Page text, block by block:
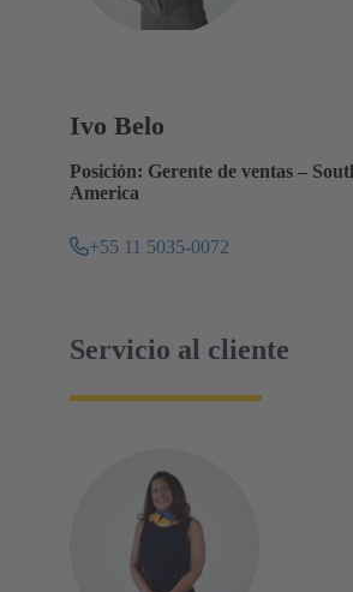
Ivo Belo
Posición: Gerente de ventas –
America
+55 11 5035-0072
Servicio al cliente